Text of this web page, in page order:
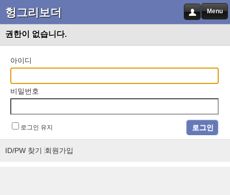
헝그리보더 Menu
권한이 없습니다.
아이디
비밀번호
로그인 유지
ID/PW 찾기 회원가입